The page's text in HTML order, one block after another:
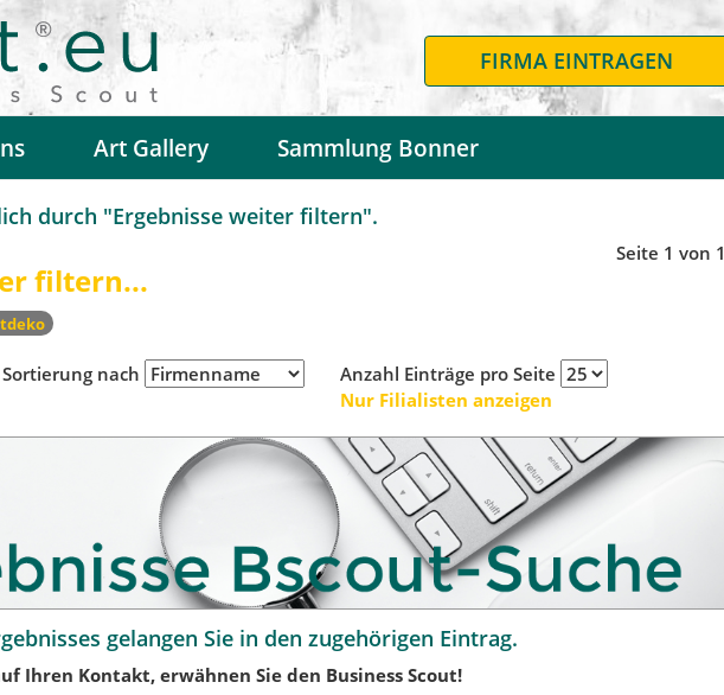
FIRMA EINTRAGEN
Art Gallery Sammlung Bonner
durch "Ergebnisse weiter filtern".
filtern...
Seite 1 von 1
Sortierung nach
Anzahl Einträge pro Seite
Nur Filialisten anzeigen
gelangen Sie in den zugehörigen Eintrag.
Ihren Kontakt, erwähnen Sie den Business Scout!